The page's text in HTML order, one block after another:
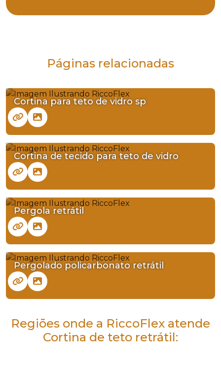
Páginas relacionadas
Cortina para teto de vidro sp
Cortina de tecido para teto de vidro
Pergola retrátil
Pergolado policarbonato retrátil
Regiões onde a RiccoFlex atende
Cortina de teto retrátil: